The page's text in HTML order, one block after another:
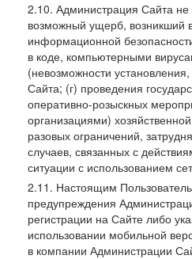
2.10. Администрация Сайта не
возможный ущерб, возникший
информационной
в коде, компьютерными
(невозможности
Сайта; (г) проведения
оперативно-розыскных
организациями)
разовых ограничений,
случаев, связанных с
ситуации с использованием
2.11. Настоящим
предупреждения
регистрации на Сайте либо
использовании мобильной
в компании Администрации